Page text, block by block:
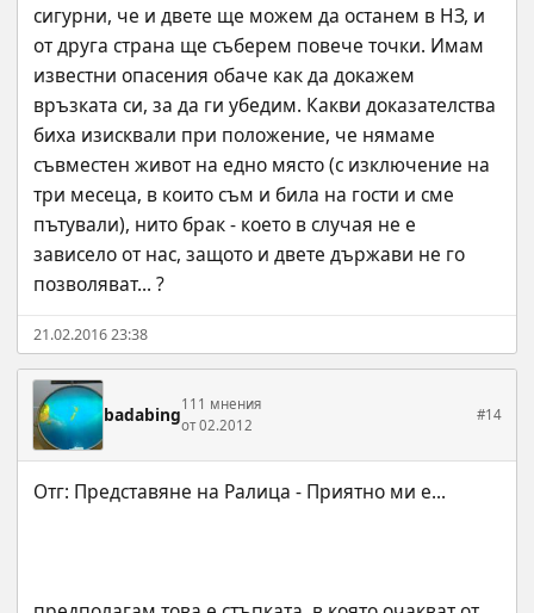
сигурни, че и двете ще можем да останем в НЗ, и
от друга страна ще съберем повече точки. Имам
известни опасения обаче как да докажем
връзката си, за да ги убедим. Какви доказателства
биха изисквали при положение, че нямаме
съвместен живот на едно място (с изключение на
три месеца, в които съм и била на гости и сме
пътували), нито брак - което в случая не е
зависело от нас, защото и двете държави не го
позволяват... ?
21.02.2016 23:38
badabing111 мнения
от 02.2012
#14